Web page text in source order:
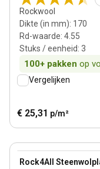
Rockwool
Dikte (in mm): 170
Rd-waarde: 4.55
Stuks / eenheid: 3
100+ pakken op
Vergelijken
€ 25,31 p/m²
Rock4All
View product